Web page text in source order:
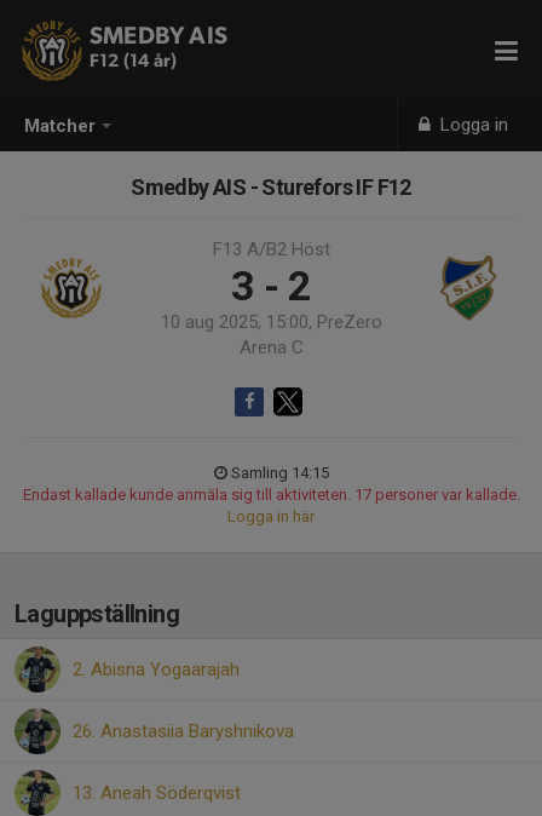
Matcher Logga in
SMEDBY AIS
F12 (14 år)
Smedby AIS - Sturefors IF F12
F13 A/B2 Höst
3 - 2
10 aug 2025, 15:00, PreZero
Arena C
Samling 14:15
Endast kallade kunde anmäla sig till aktiviteten. 17 personer var kallade.
Logga in här
Laguppställning
2. Abisna Yogaarajah
26. Anastasiia Baryshnikova
13. Aneah Söderqvist